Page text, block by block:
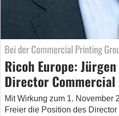
Bei der Commercial Printing
Ricoh Europe:
Director
Mit Wirkung zum 1. November
Freier die Position des